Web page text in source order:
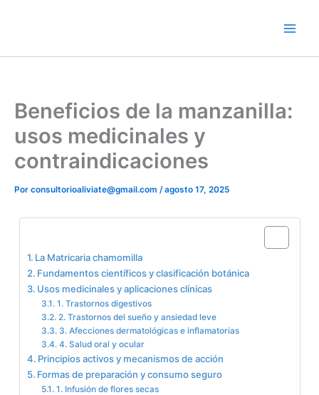
Beneficios de la manzanilla:
usos medicinales y
contraindicaciones
Por consultorioaliviate@gmail.com /agosto 17, 2025
La Matricaria chamomilla
Fundamentos científicos y clasificación botánica
Usos medicinales y aplicaciones clínicas
1. Trastornos digestivos
2. Trastornos del sueño y ansiedad leve
3. Afecciones dermatológicas e inflamatorias
4. Salud oral y ocular
Principios activos y mecanismos de acción
Formas de preparación y consumo seguro
1. Infusión de flores secas